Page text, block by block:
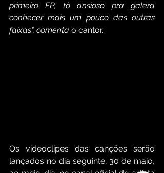
primeiro EP, tô ansioso pra galera
conhecer mais um pouco das outras
faixas", comenta o cantor.
Os videoclipes das canções serão
lançados no dia seguinte, 30 de maio,